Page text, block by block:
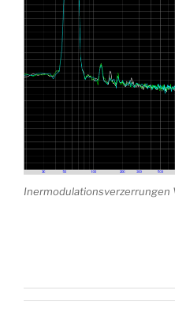
Inermodulationsverzerrungen